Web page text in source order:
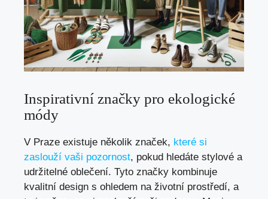
Inspirativní značky pro ekologické
módy
V Praze existuje několik značek, které si
zaslouží vaši pozornost, pokud hledáte stylové a
udržitelné oblečení. Tyto značky kombinuje
kvalitní design s ohledem na životní prostředí, a